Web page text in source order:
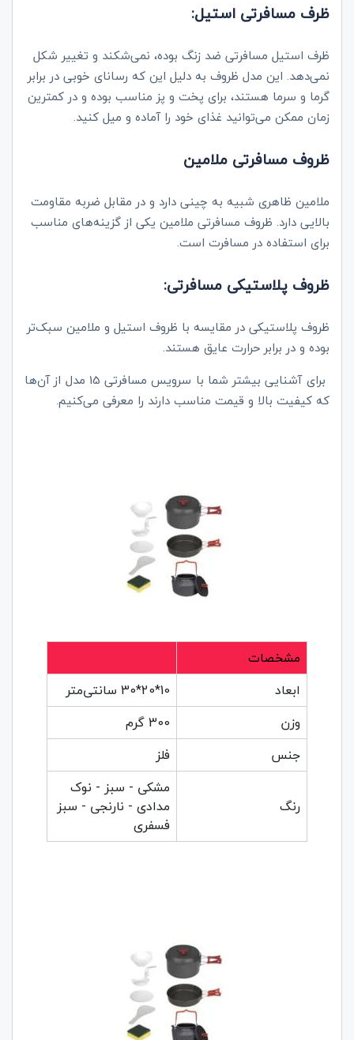
ظرف مسافرتی استیل:
ظرف استیل مسافرتی ضد زنگ بوده، نمی‌شکند و تغییر شکل
نمی‌دهد. این مدل ظروف به دلیل این که رسانای خوبی در برابر
گرما و سرما هستند، برای پخت و پز مناسب بوده و در کمترین
زمان ممکن می‌توانید غذای خود را آماده و میل کنید.
ظروف مسافرتی ملامین
ملامین ظاهری شبیه به چینی دارد و در مقابل ضربه مقاومت
بالایی دارد. ظروف مسافرتی ملامین یکی از گزینه‌های مناسب
برای استفاده در مسافرت است.
ظروف پلاستیکی مسافرتی:
ظروف پلاستیکی در مقایسه با ظروف استیل و ملامین سبک‌تر
بوده و در برابر حرارت عایق هستند.
برای آشنایی بیشتر شما با سرویس مسافرتی 15 مدل از آن‌ها
که کیفیت بالا و قیمت مناسب دارند را معرفی می‌کنیم.
مشخصات
ابعاد
10*20*30 سانتی‌متر
وزن
300 گرم
جنس
فلز
رنگ
مشکی - سبز - نوک
مدادی - نارنجی - سبز
فسفری